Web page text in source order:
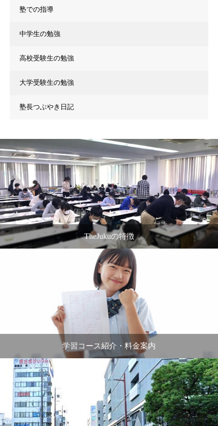
塾での指導
中学生の勉強
高校受験生の勉強
大学受験生の勉強
塾長つぶやき日記
TheJukuの特徴
学習コース紹介・料金案内